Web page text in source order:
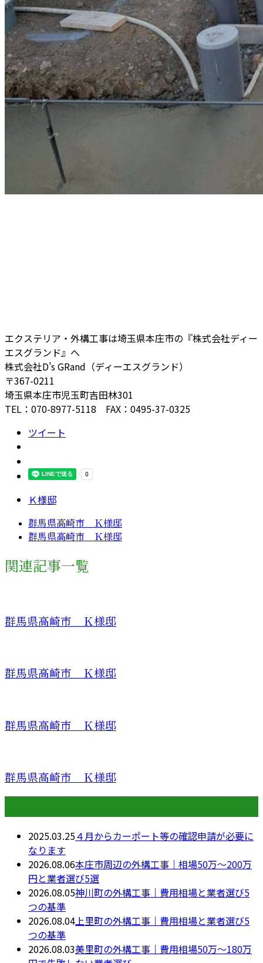
エクステリア・外構工事は埼玉県本庄市の『株式会社ディー
エスグランド』へ
株式会社D’s GRand（ディーエスグランド）
〒367-0211
埼玉県本庄市児玉町吉田林301
TEL：070-8977-5118 FAX：0495-37-0325
ツイート
Ｋ様邸
群馬県高崎市 Ｋ様邸
群馬県高崎市 Ｋ様邸
関連記事一覧
群馬県高崎市 Ｋ様邸
群馬県高崎市 Ｋ様邸
群馬県高崎市 Ｋ様邸
群馬県高崎市 Ｋ様邸
2025.03.25４月からカーポート等の確認申請が必要に
なります
2026.08.06本庄市周辺の外構工事｜相場50万〜200万
円と業者選び5選
2026.08.05神川町の外構工事｜費用相場と業者選び5
つの基準
2026.08.04上里町の外構工事｜費用相場と業者選び5
つの基準
2026.08.03美里町の外構工事｜費用相場50万〜180万